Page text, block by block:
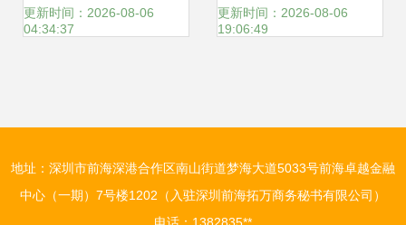
排名解析
更新时间：2026-08-06
04:34:37
智造与有喜企业
更新时间：2026-08-06
19:06:49
地址：深圳市前海深港合作区南山街道梦海大道5033号前海卓越金融
中心（一期）7号楼1202（入驻深圳前海拓万商务秘书有限公司）